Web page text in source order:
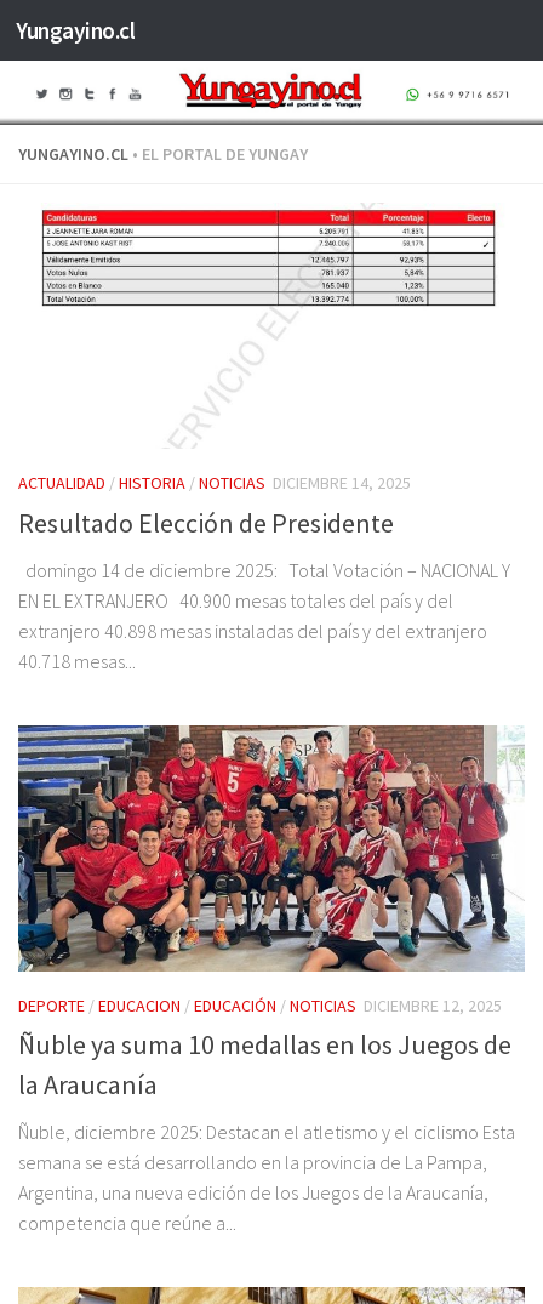
Saltar al contenido
Yungayino.cl
YUNGAYINO.CL • EL PORTAL DE YUNGAY
ACTUALIDAD /HISTORIA /NOTICIAS DICIEMBRE 14, 2025
Resultado Elección de Presidente
domingo 14 de diciembre 2025: Total Votación – NACIONAL Y
EN EL EXTRANJERO 40.900 mesas totales del país y del
extranjero 40.898 mesas instaladas del país y del extranjero
40.718 mesas...
DEPORTE /EDUCACION /EDUCACIÓN /NOTICIAS DICIEMBRE 12, 2025
Ñuble ya suma 10 medallas en los Juegos de
la Araucanía
Ñuble, diciembre 2025: Destacan el atletismo y el ciclismo Esta
semana se está desarrollando en la provincia de La Pampa,
Argentina, una nueva edición de los Juegos de la Araucanía,
competencia que reúne a...